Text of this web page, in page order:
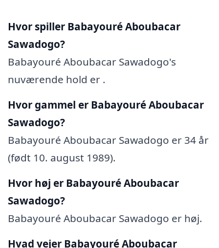
Hvor spiller Babayouré Aboubacar
Sawadogo?
Babayouré Aboubacar Sawadogo's
nuværende hold er .
Hvor gammel er Babayouré Aboubacar
Sawadogo?
Babayouré Aboubacar Sawadogo er 34 år
(født 10. august 1989).
Hvor høj er Babayouré Aboubacar
Sawadogo?
Babayouré Aboubacar Sawadogo er høj.
Hvad vejer Babayouré Aboubacar